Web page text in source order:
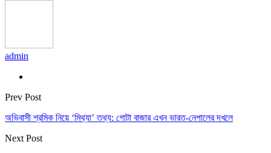
admin
Prev Post
অভিবাসী শ্রমিক নিয়ে ‘মিথ্যা’ তথ্য: গোটা বাজার এখন ভারত-নেপালের দখলে
Next Post